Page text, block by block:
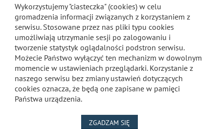
Wykorzystujemy "ciasteczka" (cookies) w celu
gromadzenia informacji związanych z korzystaniem z
serwisu. Stosowane przez nas pliki typu cookies
umożliwiają utrzymanie sesji po zalogowaniu i
tworzenie statystyk oglądalności podstron serwisu.
Możecie Państwo wyłączyć ten mechanizm w dowolnym
momencie w ustawieniach przeglądarki. Korzystanie z
naszego serwisu bez zmiany ustawień dotyczących
cookies oznacza, że będą one zapisane w pamięci
Państwa urządzenia.
ZGADZAM SIĘ